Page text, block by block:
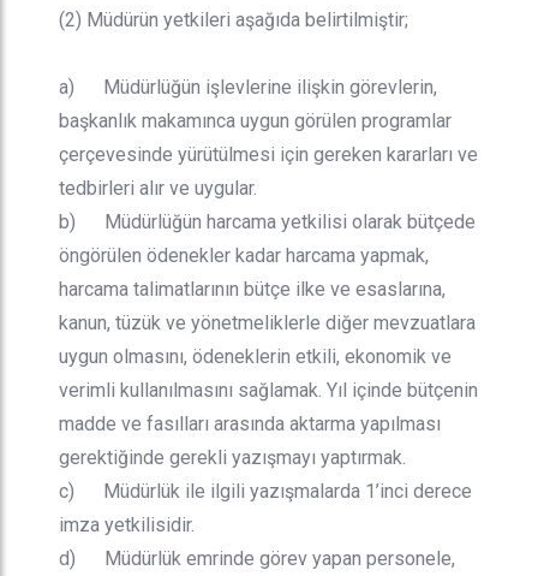
(2) Müdürün yetkileri aşağıda belirtilmiştir;
a) Müdürlüğün işlevlerine ilişkin görevlerin,
başkanlık makamınca uygun görülen programlar
çerçevesinde yürütülmesi için gereken kararları ve
tedbirleri alır ve uygular.
b) Müdürlüğün harcama yetkilisi olarak bütçede
öngörülen ödenekler kadar harcama yapmak,
harcama talimatlarının bütçe ilke ve esaslarına,
kanun, tüzük ve yönetmeliklerle diğer mevzuatlara
uygun olmasını, ödeneklerin etkili, ekonomik ve
verimli kullanılmasını sağlamak. Yıl içinde bütçenin
madde ve fasılları arasında aktarma yapılması
gerektiğinde gerekli yazışmayı yaptırmak.
c) Müdürlük ile ilgili yazışmalarda 1’inci derece
imza yetkilisidir.
d) Müdürlük emrinde görev yapan personele,